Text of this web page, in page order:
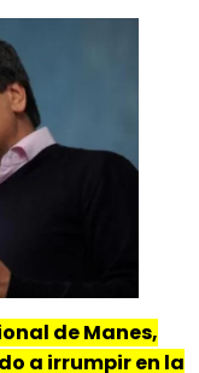
de Manes,
a irrumpir en la